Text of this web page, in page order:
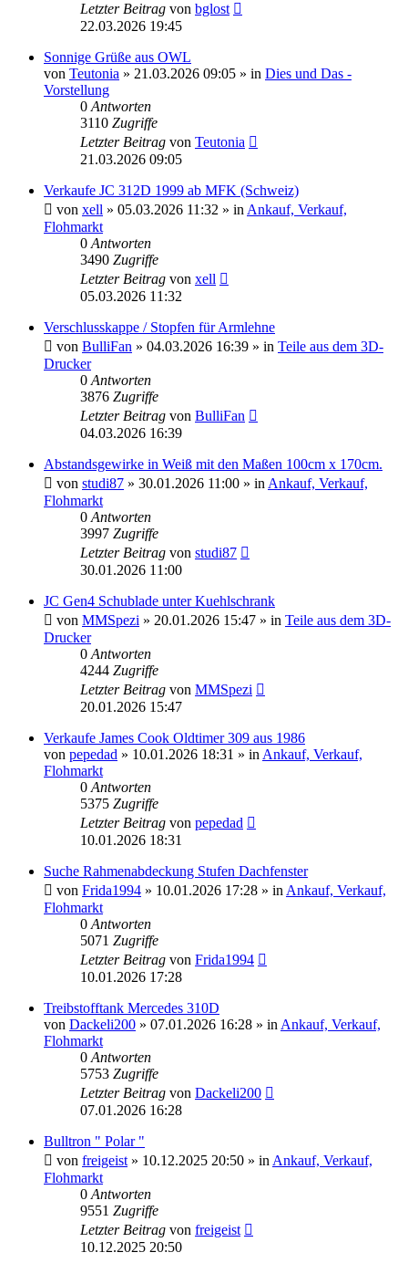
Letzter Beitrag von bglost
22.03.2026 19:45
Sonnige Grüße aus OWL
von Teutonia » 21.03.2026 09:05 » in Dies und Das -
Vorstellung
0 Antworten
3110 Zugriffe
Letzter Beitrag von Teutonia
21.03.2026 09:05
Verkaufe JC 312D 1999 ab MFK (Schweiz)
von xell » 05.03.2026 11:32 » in Ankauf, Verkauf,
Flohmarkt
0 Antworten
3490 Zugriffe
Letzter Beitrag von xell
05.03.2026 11:32
Verschlusskappe / Stopfen für Armlehne
von BulliFan » 04.03.2026 16:39 » in Teile aus dem 3D-
Drucker
0 Antworten
3876 Zugriffe
Letzter Beitrag von BulliFan
04.03.2026 16:39
Abstandsgewirke in Weiß mit den Maßen 100cm x 170cm.
von studi87 » 30.01.2026 11:00 » in Ankauf, Verkauf,
Flohmarkt
0 Antworten
3997 Zugriffe
Letzter Beitrag von studi87
30.01.2026 11:00
JC Gen4 Schublade unter Kuehlschrank
von MMSpezi » 20.01.2026 15:47 » in Teile aus dem 3D-
Drucker
0 Antworten
4244 Zugriffe
Letzter Beitrag von MMSpezi
20.01.2026 15:47
Verkaufe James Cook Oldtimer 309 aus 1986
von pepedad » 10.01.2026 18:31 » in Ankauf, Verkauf,
Flohmarkt
0 Antworten
5375 Zugriffe
Letzter Beitrag von pepedad
10.01.2026 18:31
Suche Rahmenabdeckung Stufen Dachfenster
von Frida1994 » 10.01.2026 17:28 » in Ankauf, Verkauf,
Flohmarkt
0 Antworten
5071 Zugriffe
Letzter Beitrag von Frida1994
10.01.2026 17:28
Treibstofftank Mercedes 310D
von Dackeli200 » 07.01.2026 16:28 » in Ankauf, Verkauf,
Flohmarkt
0 Antworten
5753 Zugriffe
Letzter Beitrag von Dackeli200
07.01.2026 16:28
Bulltron " Polar "
von freigeist » 10.12.2025 20:50 » in Ankauf, Verkauf,
Flohmarkt
0 Antworten
9551 Zugriffe
Letzter Beitrag von freigeist
10.12.2025 20:50